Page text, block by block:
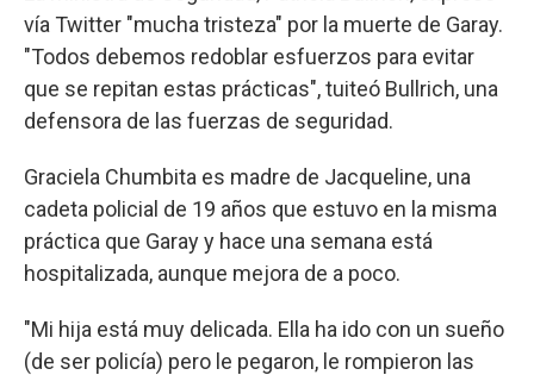
vía Twitter "mucha tristeza" por la muerte de Garay.
"Todos debemos redoblar esfuerzos para evitar
que se repitan estas prácticas", tuiteó Bullrich, una
defensora de las fuerzas de seguridad.
Graciela Chumbita es madre de Jacqueline, una
cadeta policial de 19 años que estuvo en la misma
práctica que Garay y hace una semana está
hospitalizada, aunque mejora de a poco.
"Mi hija está muy delicada. Ella ha ido con un sueño
(de ser policía) pero le pegaron, le rompieron las